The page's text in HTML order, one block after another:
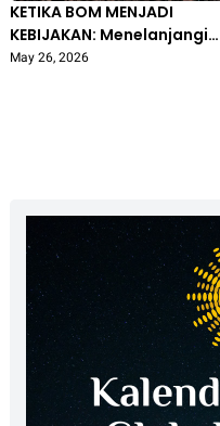
KETIKA BOM MENJADI
KEBIJAKAN: Menelanjangi
Kejahatan Perang Ukraina–
May 26, 2026